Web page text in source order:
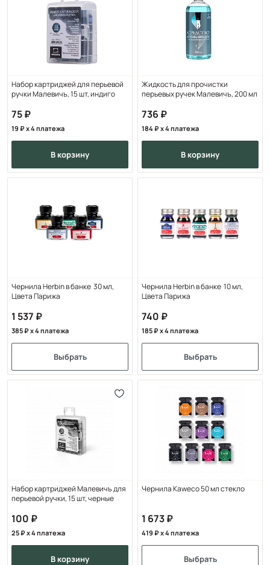
Набор картриджей для перьевой
ручки Малевичъ, 15 шт, индиго
75
19 x 4 платежа
в корзину
Жидкость для прочистки
перьевых ручек Малевичъ, 200 мл
736
184 x 4 платежа
в корзину
Чернила Herbin в банке 30 мл,
Цвета Парижа
1 537
385 x 4 платежа
Выбрать
Чернила Herbin в банке 10 мл,
Цвета Парижа
740
185 x 4 платежа
Выбрать
Набор картриджей Малевичъ для
перьевой ручки, 15 шт, черные
100
25 x 4 платежа
в корзину
Чернила Kaweco 50 мл стекло
1 673
419 x 4 платежа
Выбрать